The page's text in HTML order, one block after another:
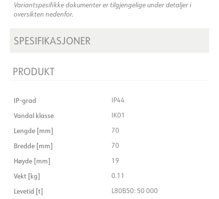
Variantspesifikke dokumenter er tilgjengelige under detaljer i
oversikten nedenfor.
SPESIFIKASJONER
PRODUKT
IP-grad IP44
Vandal klasse IK01
Lengde [mm] 70
Bredde [mm] 70
Høyde [mm] 19
Vekt [kg] 0.11
Levetid [t] L80B50: 50 000